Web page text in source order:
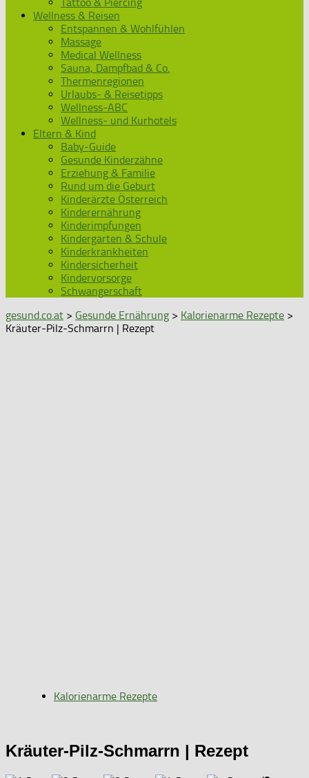
Wellness & Reisen
Entspannen & Wohlfühlen
Massage
Medical Wellness
Sauna, Dampfbad & Co.
Thermenregionen
Urlaubs- & Reisetipps
Wellness-ABC
Wellness- und Kurhotels
Eltern & Kind
Baby-Guide
Gesunde Kinderzähne
Erziehung & Familie
Rund um die Geburt
Kinderärzte Österreich
Kinderernährung
Kinderimpfungen
Kindergarten & Schule
Kinderkrankheiten
Kindersicherheit
Kindervorsorge
Schwangerschaft
gesund.co.at > Gesunde Ernährung > Kalorienarme Rezepte >
Kräuter-Pilz-Schmarrn | Rezept
Kalorienarme Rezepte
Kräuter-Pilz-Schmarrn | Rezept